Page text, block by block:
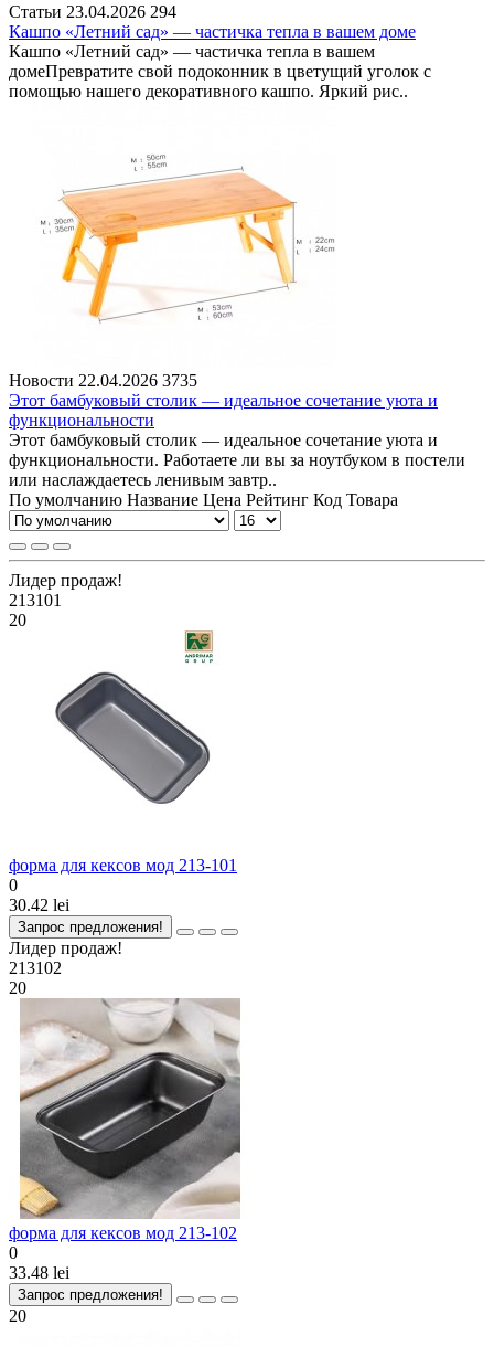
Статьи 23.04.2026 294
Кашпо «Летний сад» — частичка тепла в вашем доме
Кашпо «Летний сад» — частичка тепла в вашем
домеПревратите свой подоконник в цветущий уголок с
помощью нашего декоративного кашпо. Яркий рис..
Новости 22.04.2026 3735
Этот бамбуковый столик — идеальное сочетание уюта и
функциональности
Этот бамбуковый столик — идеальное сочетание уюта и
функциональности. Работаете ли вы за ноутбуком в постели
или наслаждаетесь ленивым завтр..
По умолчанию Название Цена Рейтинг Код Товара
Лидер продаж!
213101
20
форма для кексов мод 213-101
0
30.42 lei
Запрос предложения!
Лидер продаж!
213102
20
форма для кексов мод 213-102
0
33.48 lei
Запрос предложения!
20